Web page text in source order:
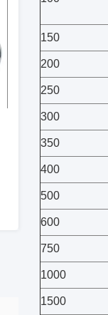
150
200
250
300
350
400
500
600
750
1000
1500